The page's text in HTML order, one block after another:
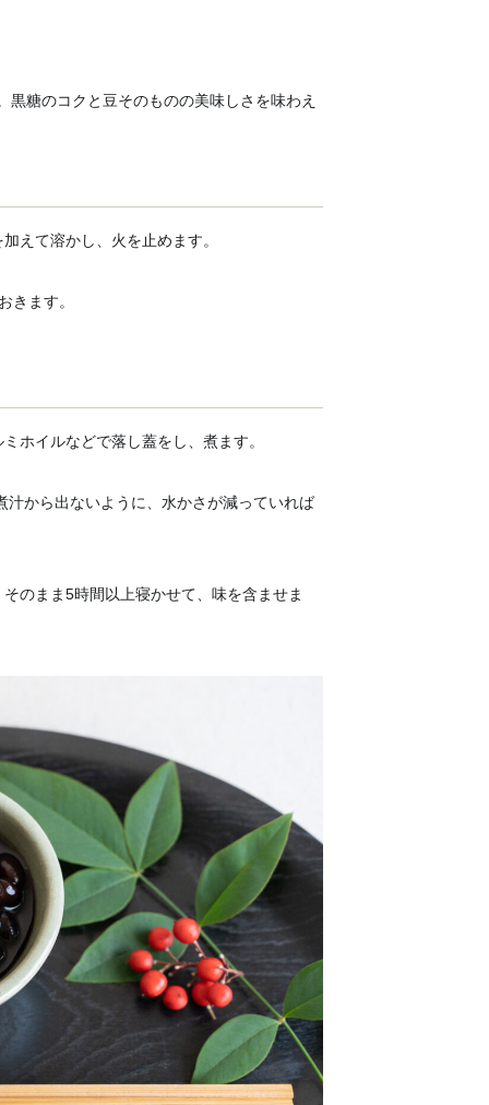
糖のコクと豆そのものの美味しさを味わえ
えて溶かし、火を止めます。
きます。
ホイルなどで落し蓋をし、煮ます。
から出ないように、水かさが減っていれば
のまま5時間以上寝かせて、味を含ませま